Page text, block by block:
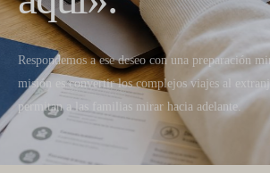
Respondemos a ese deseo con una preparación
misión es convertir los complejos viajes al
permitan a las familias mirar hacia adelante.